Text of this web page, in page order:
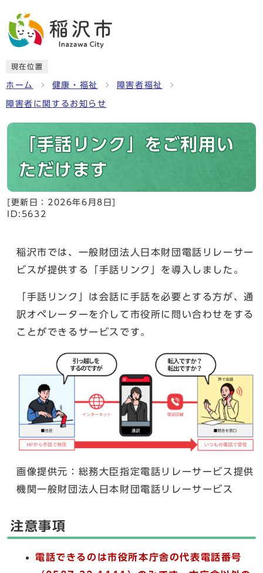
現在位置
ホーム 健康・福祉 障害者福祉
障害者に関するお知らせ
「手話リンク」をご利用い
ただけます
[更新日： 2026年6月8日
ID:5632
稲沢市では、一般財団法人日本財団電話リレーサー
ビスが提供する「手話リンク」を導入しました。
「手話リンク」は会話に手話を必要とする方が、通
訳オペレーターを介して市役所に問い合わせをする
ことができるサービスです。
画像提供元：総務大臣指定電話リレーサービス提供
機関一般財団法人日本財団電話リレーサービス
注意事項
電話できるのは市役所本庁舎の代表電話番号